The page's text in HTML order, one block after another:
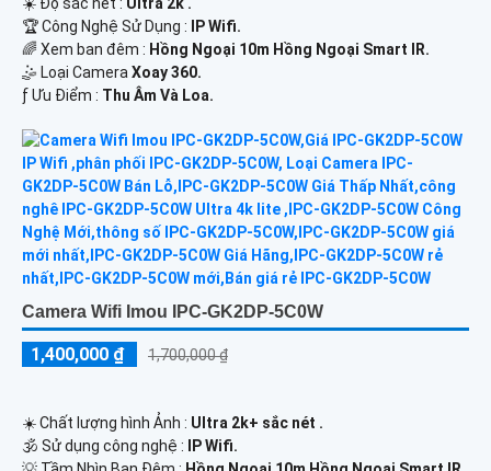
☀️ Độ sắc nét : Ultra 2k .
🏆 Công Nghệ Sử Dụng :
IP Wifi.
🌈 Xem ban đêm : Hồng Ngoại 10m Hồng Ngoại Smart IR.
🤹 Loại CameraXoay 360.
️ƒ Ưu Điểm : Thu Âm Và Loa.
Camera Wifi Imou IPC-GK2DP-5C0W
1,400,000 ₫ 1,700,000 ₫
☀️ Chất lượng hình Ảnh : Ultra 2k+ sắc nét .
🕉️ Sử dụng công nghệ :
IP Wifi.